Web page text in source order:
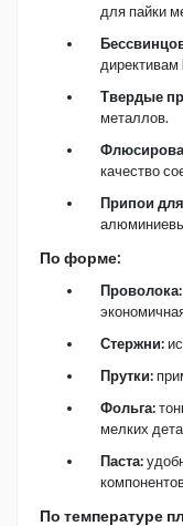
для пайки
директивам
Твердые
металлов.
качество
Припои
По форме:
Проволока:
Стержни:
Прутки:
Фольга:
мелких
Паста:
По температуре